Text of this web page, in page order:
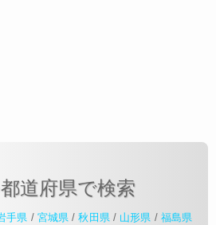
道府県で検索
手県 / 宮城県 /秋田県/ 山形県 / 福島県